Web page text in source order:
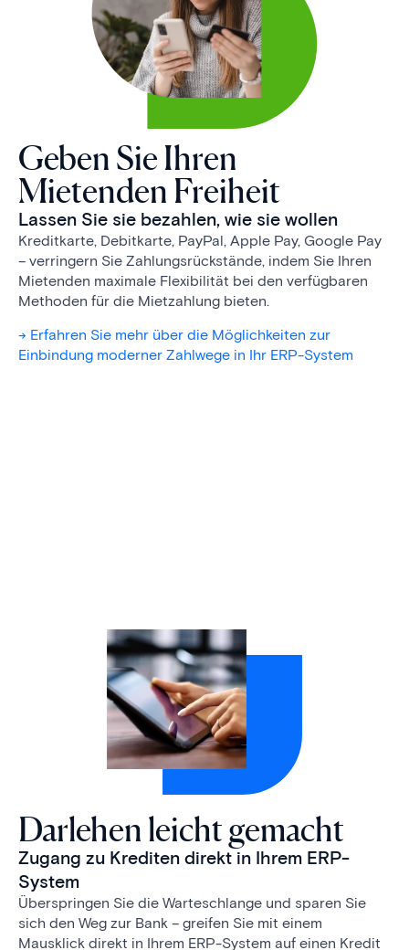
Geben Sie Ihren
Mietenden Freiheit
Lassen Sie sie bezahlen, wie sie wollen
Kreditkarte, Debitkarte, PayPal, Apple Pay, Google Pay
– verringern Sie Zahlungs­rück­stände, indem Sie Ihren
Mietenden maximale Flexibilität bei den verfügbaren
Methoden für die Mietzahlung bieten.
-> Erfahren Sie mehr über die Möglichkeiten zur
Einbindung moderner Zahlwege in Ihr ERP-System
Darlehen leicht gemacht
Zugang zu Krediten direkt in Ihrem ERP-
System
Überspringen Sie die Warteschlange und sparen Sie
sich den Weg zur Bank – greifen Sie mit einem
Mausklick direkt in Ihrem ERP-System auf einen Kredit